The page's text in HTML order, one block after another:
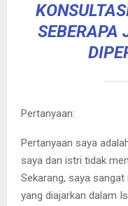
SEBERAPA
Pertanyaan:
Pertanyaan saya
saya dan istri tidak
Sekarang, saya
yang diajarkan dalam